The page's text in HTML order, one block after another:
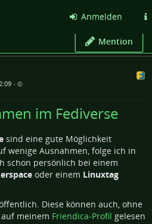
Anmelden
Mention
•
im Fediverse
sind eine gute Möglichkeit
wenige Ausnahmen, folge ich in
schon persönlich bei einem
oder einem Linuxtag
Diese können auch, ohne
meinem Friendica-Profil gelesen